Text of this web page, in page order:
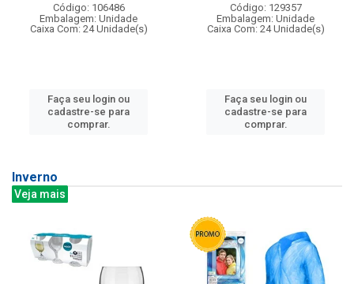
Código: 106486
Embalagem: Unidade
Caixa Com: 24 Unidade(s)
Faça seu login ou
cadastre-se para
comprar.
Código: 129357
Embalagem: Unidade
Caixa Com: 24 Unidade(s)
Faça seu login ou
cadastre-se para
comprar.
Inverno
Veja mais